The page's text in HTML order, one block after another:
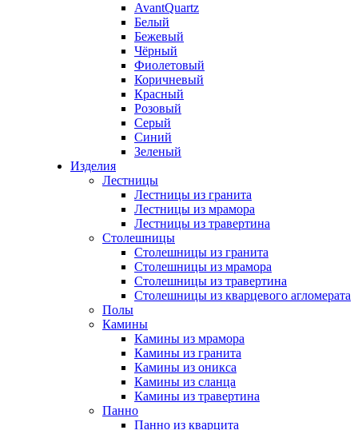
AvantQuartz
Белый
Бежевый
Чёрный
Фиолетовый
Коричневый
Красный
Розовый
Серый
Синий
Зеленый
Изделия
Лестницы
Лестницы из гранита
Лестницы из мрамора
Лестницы из травертина
Столешницы
Столешницы из гранита
Столешницы из мрамора
Столешницы из травертина
Столешницы из кварцевого агломерата
Полы
Камины
Камины из мрамора
Камины из гранита
Камины из оникса
Камины из сланца
Камины из травертина
Панно
Панно из кварцита